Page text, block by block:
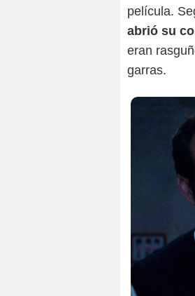
película.
abrió su
eran
garras.